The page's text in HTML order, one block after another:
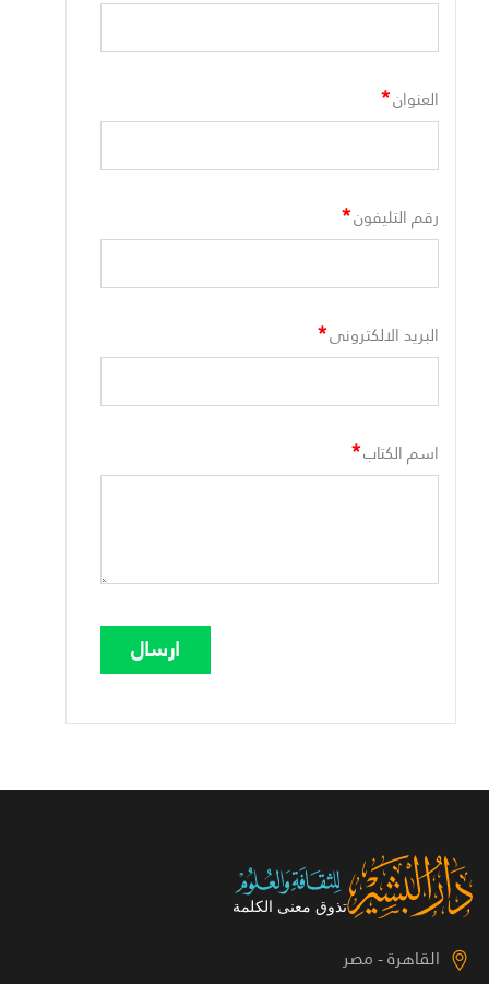
العنوان*
رقم التليفون*
البريد الالكترونى*
اسم الكتاب*
القاهرة - مصر